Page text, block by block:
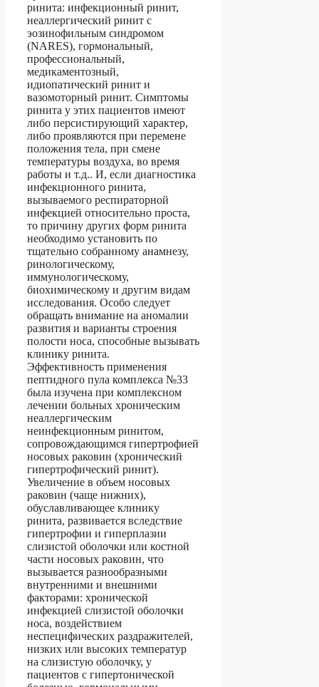
ринита: инфекционный ринит,
неаллергический ринит с
эозинофильным синдромом
(NARES), гормональный,
профессиональный,
медикаментозный,
идиопатический ринит и
вазомоторный ринит. Симптомы
ринита у этих пациентов имеют
либо персистирующий характер,
либо проявляются при перемене
положения тела, при смене
температуры воздуха, во время
работы и т.д.. И, если диагностика
инфекционного ринита,
вызываемого респираторной
инфекцией относительно проста,
то причину других форм ринита
необходимо установить по
тщательно собранному анамнезу,
ринологическому,
иммунологическому,
биохимическому и другим видам
исследования. Особо следует
обращать внимание на аномалии
развития и варианты строения
полости носа, способные вызывать
клинику ринита.
Эффективность применения
пептидного пула комплекса №33
была изучена при комплексном
лечении больных хроническим
неаллергическим
неинфекционным ринитом,
сопровождающимся гипертрофией
носовых раковин (хронический
гипертрофический ринит).
Увеличение в объем носовых
раковин (чаще нижних),
обуславливающее клинику
ринита, развивается вследствие
гипертрофии и гиперплазии
слизистой оболочки или костной
части носовых раковин, что
вызывается разнообразными
внутренними и внешними
факторами: хронической
инфекцией слизистой оболочки
носа, воздействием
неспецифических раздражителей,
низких или высоких температур
на слизистую оболочку, у
пациентов с гипертонической